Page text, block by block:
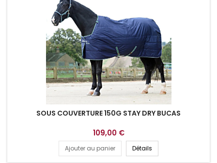
SOUS COUVERTURE 150G STAY DRY BUCAS
109,00 €
Ajouter au panier Détails